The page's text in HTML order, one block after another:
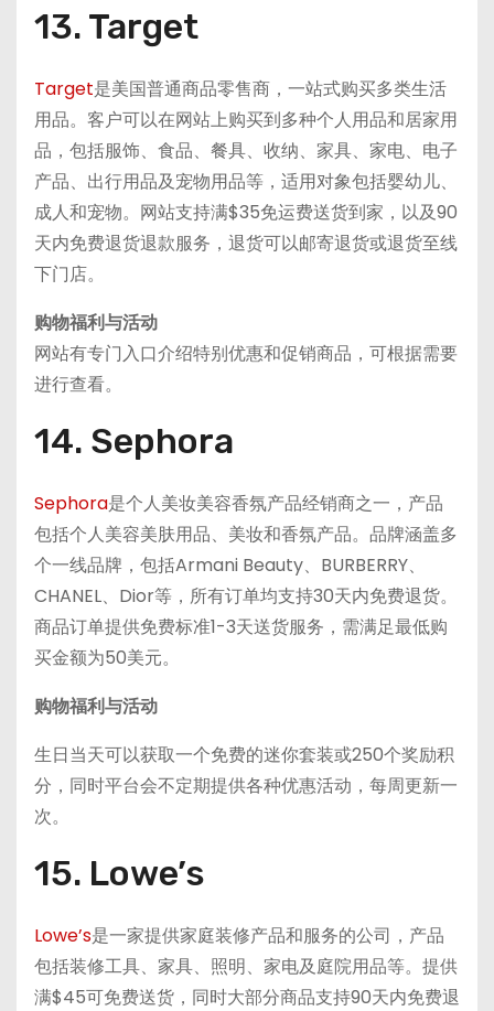
13. Target
Target是美国普通商品零售商，一站式购买多类生活
用品。客户可以在网站上购买到多种个人用品和居家用
品，包括服饰、食品、餐具、收纳、家具、家电、电子
产品、出行用品及宠物用品等，适用对象包括婴幼儿、
成人和宠物。网站支持满$35免运费送货到家，以及90
天内免费退货退款服务，退货可以邮寄退货或退货至线
下门店。
购物福利与活动
网站有专门入口介绍特别优惠和促销商品，可根据需要
进行查看。
14. Sephora
Sephora是个人美妆美容香氛产品经销商之一，产品
包括个人美容美肤用品、美妆和香氛产品。品牌涵盖多
个一线品牌，包括Armani Beauty、BURBERRY、
CHANEL、Dior等，所有订单均支持30天内免费退货。
商品订单提供免费标准1-3天送货服务，需满足最低购
买金额为50美元。
购物福利与活动
生日当天可以获取一个免费的迷你套装或250个奖励积
分，同时平台会不定期提供各种优惠活动，每周更新一
次。
15. Lowe’s
Lowe’s是一家提供家庭装修产品和服务的公司，产品
包括装修工具、家具、照明、家电及庭院用品等。提供
满$45可免费送货，同时大部分商品支持90天内免费退